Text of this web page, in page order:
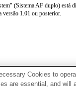
(Sistema AF duplo) está
versão 1.01 ou posterior.
Cookies to
are essential, and will